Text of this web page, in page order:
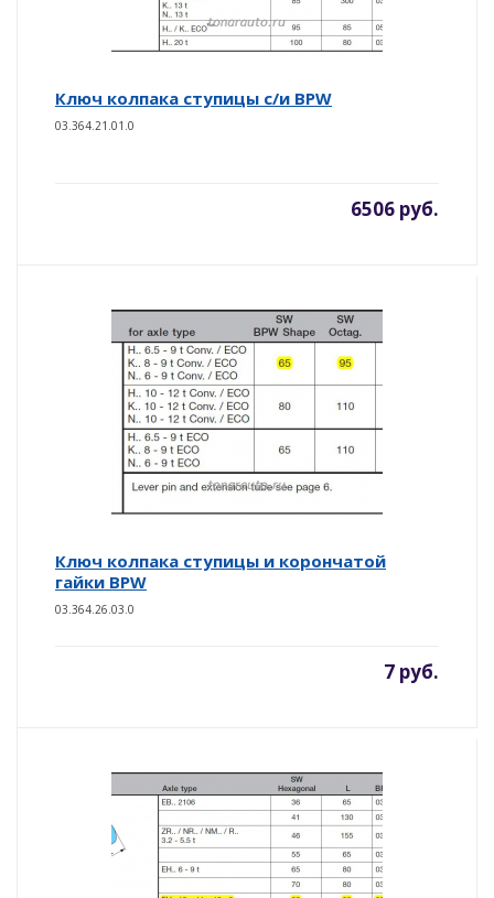
Ключ колпака ступицы с/и BPW
03.364.21.01.0
6506 руб.
Ключ колпака ступицы и корончатой
гайки BPW
03.364.26.03.0
7 руб.